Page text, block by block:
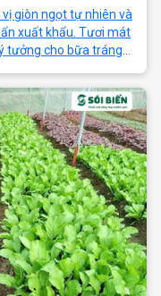
vị giòn ngọt tự nhiên và
xuất khẩu. Tươi mát
tưởng cho bữa tráng